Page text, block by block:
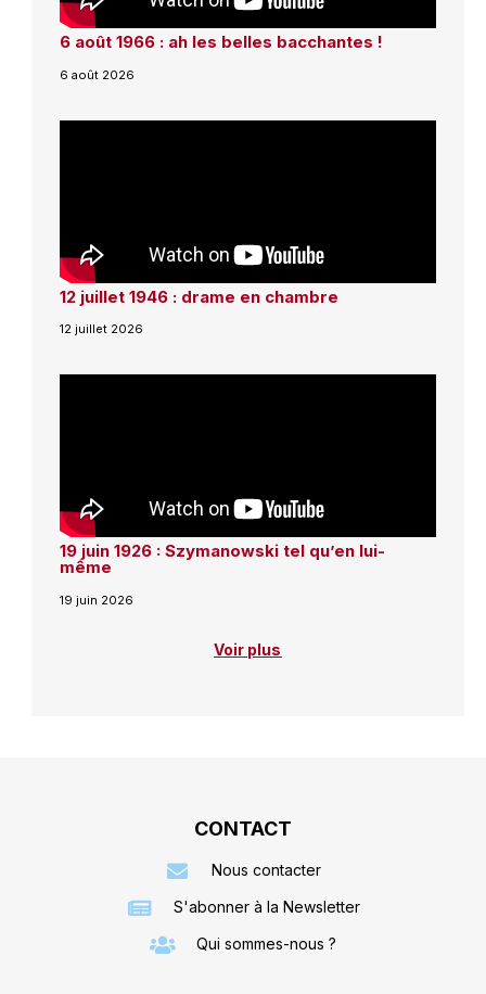
6 août 1966 : ah les belles bacchantes !
6 août 2026
12 juillet 1946 : drame en chambre
12 juillet 2026
19 juin 1926 : Szymanowski tel qu’en lui-
même
19 juin 2026
Voir plus
CONTACT
Nous contacter
S'abonner à la Newsletter
Qui sommes-nous ?